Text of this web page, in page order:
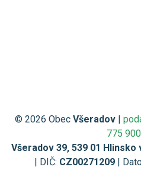
© 2026 Obec Všeradov|
775
Všeradov 39, 539 01 Hlinsko
| DIČ: CZ00271209|